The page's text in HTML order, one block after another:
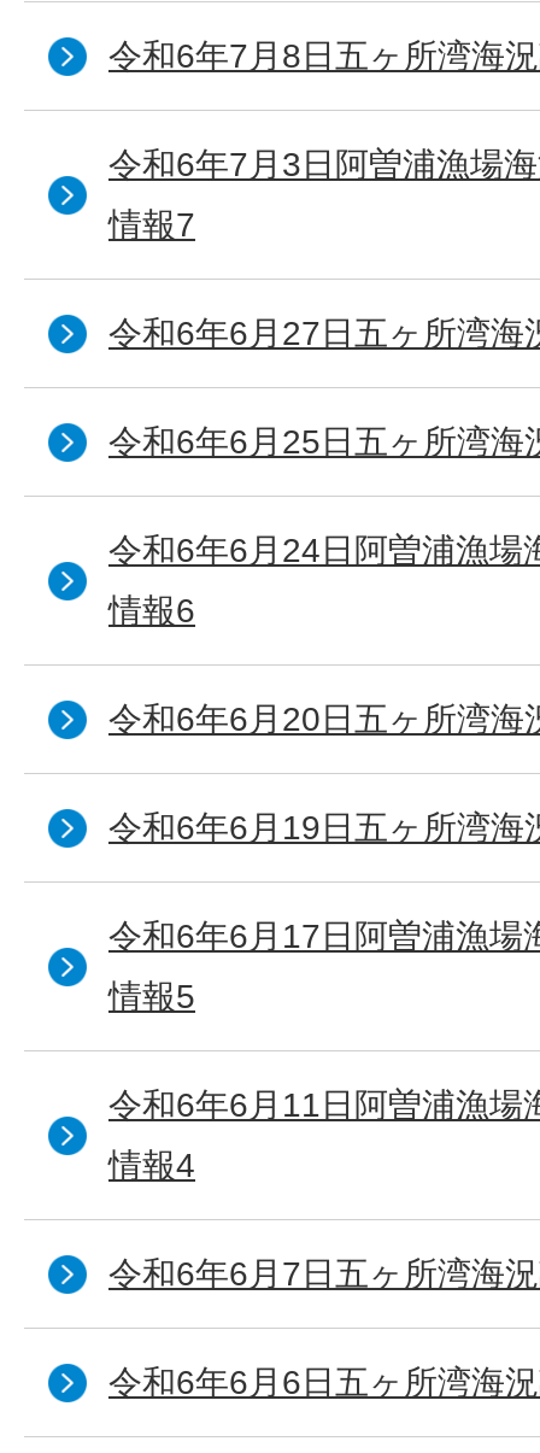
令和6年7月8日五ヶ所湾海
令和6年7月3日阿曽浦漁場
情報7
令和6年6月27日五ヶ所湾海
令和6年6月25日五ヶ所湾海
令和6年6月24日阿曽浦漁場
情報6
令和6年6月20日五ヶ所湾海
令和6年6月19日五ヶ所湾海
令和6年6月17日阿曽浦漁場
情報5
令和6年6月11日阿曽浦漁場
情報4
令和6年6月7日五ヶ所湾海
令和6年6月6日五ヶ所湾海